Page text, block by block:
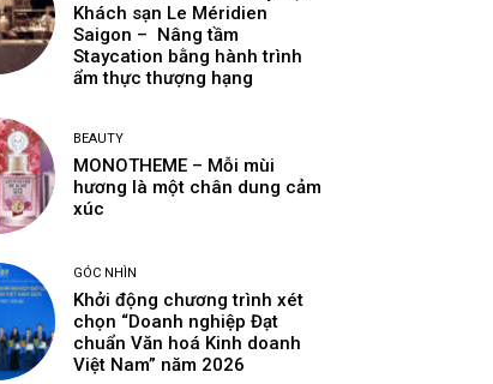
Khách sạn Le Méridien
Saigon – Nâng tầm
Staycation bằng hành trình
ẩm thực thượng hạng
BEAUTY
MONOTHEME – Mỗi mùi
hương là một chân dung cảm
xúc
GÓC NHÌN
Khởi động chương trình xét
chọn “Doanh nghiệp Đạt
chuẩn Văn hoá Kinh doanh
Việt Nam” năm 2026